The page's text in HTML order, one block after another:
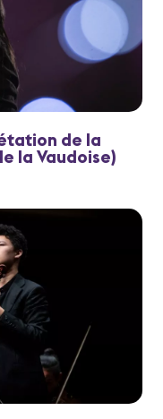
de la
la Vaudoise)